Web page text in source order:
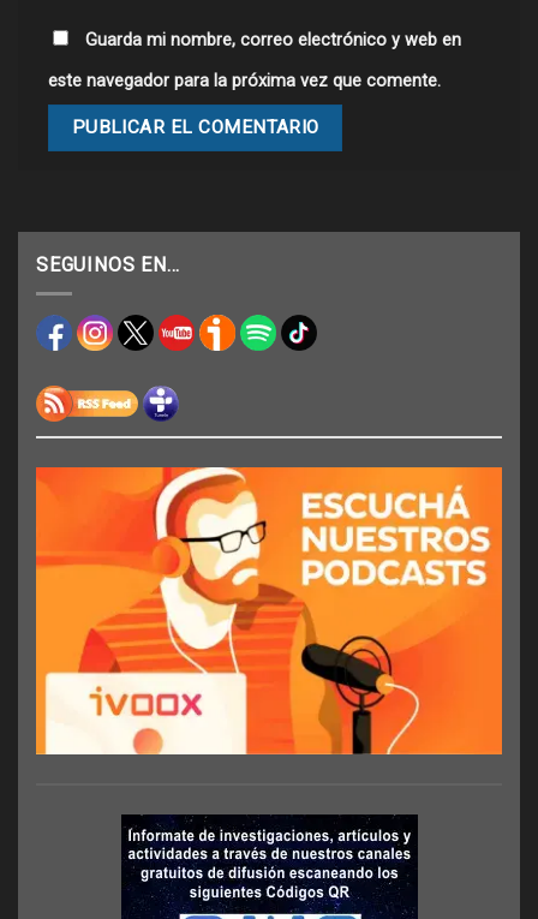
Guarda mi nombre, correo electrónico y web en
este navegador para la próxima vez que comente.
SEGUINOS EN…